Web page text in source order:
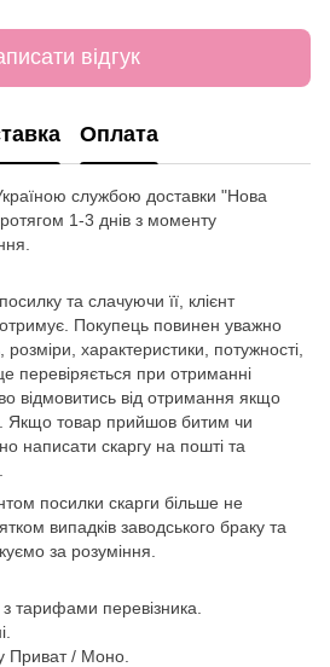
відгук
Оплата
службою доставки "Нова
1-3 днів з моменту
та слачуючи її, клієнт
Покупець повинен уважно
розміри, характеристики, потужності,
перевіряється при отриманні
відмовитись від отримання якщо
Якщо товар прийшов битим чи
написати скаргу на пошті та
посилки скарги більше не
випадків заводського браку та
за розуміння.
з тарифами перевізника.
Приват / Моно.